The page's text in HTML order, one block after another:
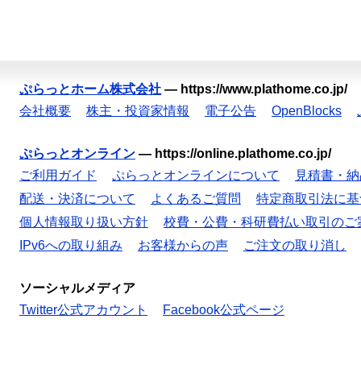
ぷらっとホーム株式会社 — https://www.plathome.co.jp/
会社概要
株主・投資家情報 電子公告 OpenBlocks
ぷらっとオンライン — https://online.plathome.co.jp/
ご利用ガイド
ぷらっとオンラインについて
見積書・
配送・決済について
よくあるご質問
特定商取引法に
個人情報取り扱い方針
校費・公費・科研費払い取引のご
IPv6への取り組み
お客様からの声 ご注文の取り消し
ソーシャルメディア
Twitter公式アカウント
Facebook公式ページ